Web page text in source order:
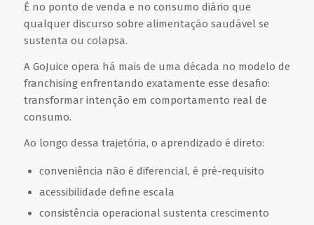
É no ponto de venda e no consumo diário que
qualquer discurso sobre alimentação saudável se
sustenta ou colapsa.
A GoJuice opera há mais de uma década no modelo de
franchising enfrentando exatamente esse desafio:
transformar intenção em comportamento real de
consumo.
Ao longo dessa trajetória, o aprendizado é direto:
conveniência não é diferencial, é pré-requisito
acessibilidade define escala
consistência operacional sustenta crescimento